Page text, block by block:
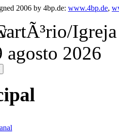
2006 by 4bp.de: www.4bp.de,
Igreja
2026